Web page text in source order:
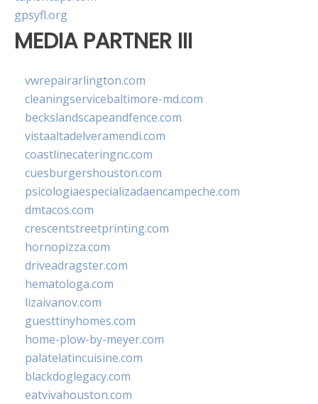
gpsyfl.org
MEDIA PARTNER III
vwrepairarlington.com
cleaningservicebaltimore-md.com
beckslandscapeandfence.com
vistaaltadelveramendi.com
coastlinecateringnc.com
cuesburgershouston.com
psicologiaespecializadaencampeche.com
dmtacos.com
crescentstreetprinting.com
hornopizza.com
driveadragster.com
hematologa.com
lizaivanov.com
guesttinyhomes.com
home-plow-by-meyer.com
palatelatincuisine.com
blackdoglegacy.com
eatvivahouston.com